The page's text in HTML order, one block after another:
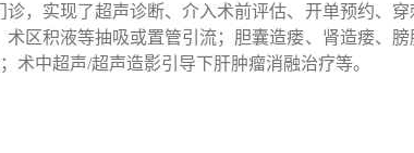
，实现了超声诊断、介入术前评估、开单预约、
区积液等抽吸或置管引流；胆囊造瘘、肾造瘘、
术中超声/超声造影引导下肝肿瘤消融治疗等。